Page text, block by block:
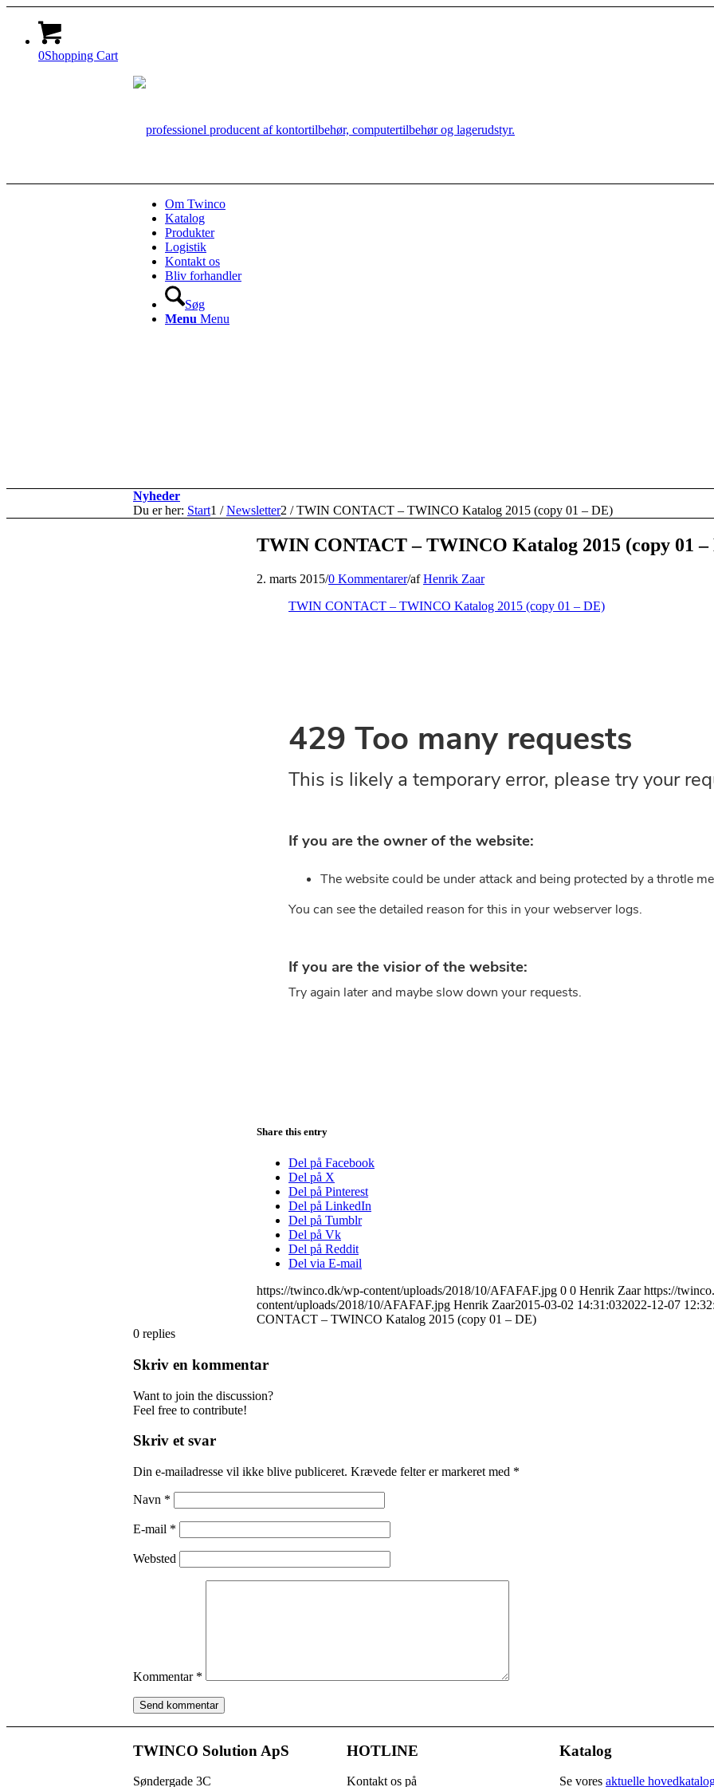
0Shopping Cart
Om Twinco
Katalog
Produkter
Logistik
Kontakt os
Bliv forhandler
Søg
Menu Menu
Nyheder
Du er her: Start1 / Newsletter2 / TWIN CONTACT – TWINCO Katalog 2015 (copy 01 – DE)
TWIN CONTACT – TWINCO Katalog 2015 (copy 01 –
2. marts 2015/0 Kommentarer/afHenrik Zaar
TWIN CONTACT – TWINCO Katalog 2015 (copy 01 – DE)
Share this entry
Del på Facebook
Del på X
Del på Pinterest
Del på LinkedIn
Del på Tumblr
Del på Vk
Del på Reddit
Del via E-mail
https://twinco.dk/wp-content/uploads/2018/10/AFAFAF.jpg 0 0 Henrik Zaar https://
content/uploads/2018/10/AFAFAF.jpg Henrik Zaar2015-03-02 14:31:032022-12-07
CONTACT – TWINCO Katalog 2015 (copy 01 – DE)
0 replies
Skriv en kommentar
Want to join the discussion?
Feel free to contribute!
Skriv et svar
Din e-mailadresse vil ikke blive publiceret. Krævede felter er markeret med *
Navn *
E-mail *
Websted
Kommentar *
TWINCO Solution ApS
Søndergade 3C
HOTLINE
Kontakt os på
Katalog
Se voresaktuelle